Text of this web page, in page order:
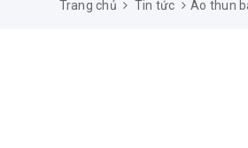
Trang chủ Tin tức Áo thun